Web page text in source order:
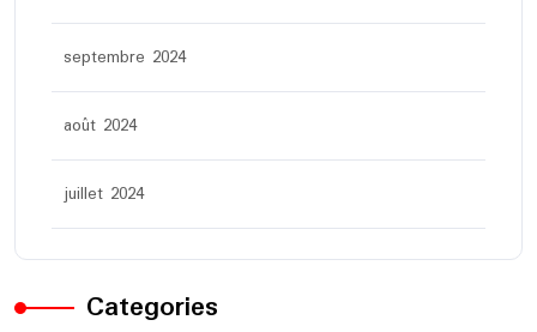
septembre 2024
août 2024
juillet 2024
Categories